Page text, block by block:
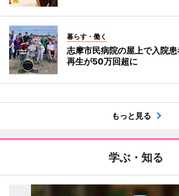
暮らす・働く
志摩市民病院の屋上で入院
再生が50万回超に
もっと見る
学ぶ・知る